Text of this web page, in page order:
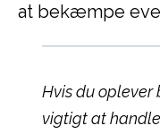
at bekæmpe
Hvis du oplever
vigtigt at